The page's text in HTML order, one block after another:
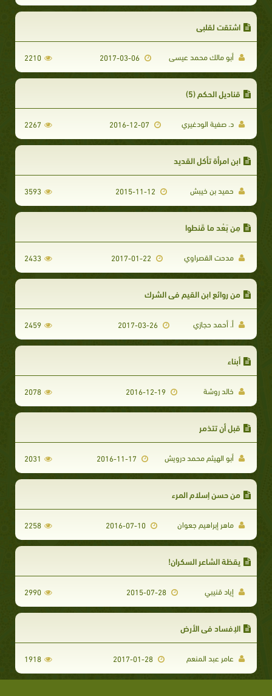
اشتقت لقلبي
أبو مالك محمد عيسى 2017-03-06
2210
قناديل الحكم (5)
د. صفية الودغيري 2267
ابن امرأة تأكل القديد
حميد بن خيبش 3593
مِن بَعْد ما قَنطوا
مدحت القصراوي 2433
من روائع ابن القيم في الشرك
أ. أحمد حجازي 2017-03-26
2459
أبناء
خالد روشة 2016-12-19
2078
قبل أن تتذمر
أبو الهيثم محمد درويش 2031
من حسن إسلام المرء
ماهر إبراهيم جعوان 2258
يقظة الشاعر السكران!
إياد قنيبي 2990
الإفساد في الأرض
عامر عبد المنعم 2017-01-28
1918